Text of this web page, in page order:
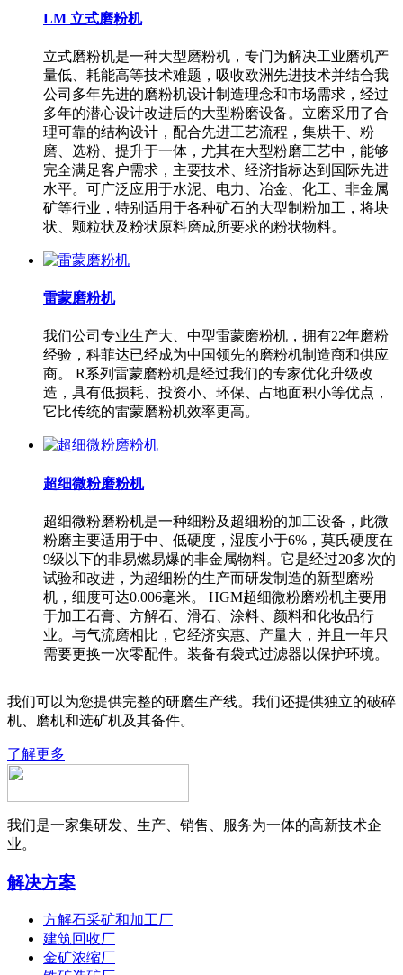
LM 立式磨粉机
立式磨粉机是一种大型磨粉机，专门为解决工业磨机产
量低、耗能高等技术难题，吸收欧洲先进技术并结合我
公司多年先进的磨粉机设计制造理念和市场需求，经过
多年的潜心设计改进后的大型粉磨设备。立磨采用了合
理可靠的结构设计，配合先进工艺流程，集烘干、粉
磨、选粉、提升于一体，尤其在大型粉磨工艺中，能够
完全满足客户需求，主要技术、经济指标达到国际先进
水平。可广泛应用于水泥、电力、冶金、化工、非金属
矿等行业，特别适用于各种矿石的大型制粉加工，将块
状、颗粒状及粉状原料磨成所要求的粉状物料。
雷蒙磨粉机
我们公司专业生产大、中型雷蒙磨粉机，拥有22年磨粉
经验，科菲达已经成为中国领先的磨粉机制造商和供应
商。 R系列雷蒙磨粉机是经过我们的专家优化升级改
造，具有低损耗、投资小、环保、占地面积小等优点，
它比传统的雷蒙磨粉机效率更高。
超细微粉磨粉机
超细微粉磨粉机是一种细粉及超细粉的加工设备，此微
粉磨主要适用于中、低硬度，湿度小于6%，莫氏硬度在
9级以下的非易燃易爆的非金属物料。它是经过20多次的
试验和改进，为超细粉的生产而研发制造的新型磨粉
机，细度可达0.006毫米。 HGM超细微粉磨粉机主要用
于加工石膏、方解石、滑石、涂料、颜料和化妆品行
业。与气流磨相比，它经济实惠、产量大，并且一年只
需要更换一次零配件。装备有袋式过滤器以保护环境。
我们可以为您提供完整的研磨生产线。我们还提供独立的破碎
机、磨机和选矿机及其备件。
了解更多
我们是一家集研发、生产、销售、服务为一体的高新技术企
业。
解决方案
方解石采矿和加工厂
建筑回收厂
金矿浓缩厂